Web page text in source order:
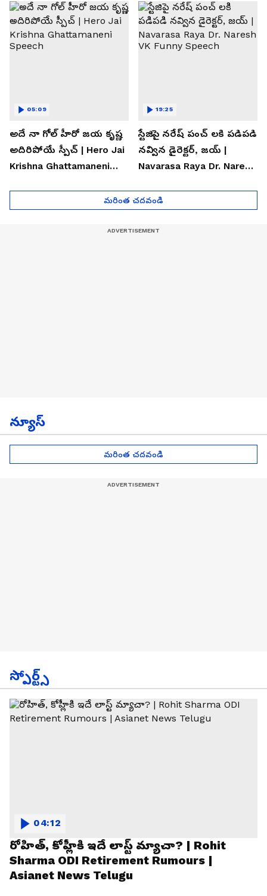
అదే నా గోల్ హీరో జయ కృష్ణ
అదిరిపోయే స్పీచ్ | Hero Jai
Krishna Ghattamaneni
05:09
స్టేజిపై నరేష్ పంచ్ లకి పడిపడి
నవ్విన డైరెక్టర్, జయ్ |
Navarasa Raya Dr. Naresh
19:25
మరింత చదవండి
న్యూస్
మరింత చదవండి
స్పోర్ట్స్
రోహిత్, కోహ్లీకి ఇదే లాస్ట్ మ్యాచా? | Rohit
Sharma ODI Retirement Rumours |
Asianet News Telugu
04:12